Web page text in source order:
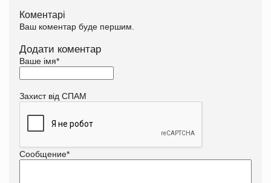
Коментарі
Ваш коментар буде першим.
Додати коментар
Ваше імя*
Захист від СПАМ
Сообщение*